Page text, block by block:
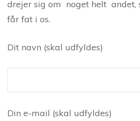
drejer sig om noget helt andet,
får fat i os.
Dit navn (skal udfyldes)
Din e-mail (skal udfyldes)